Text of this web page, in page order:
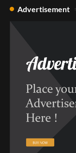
Advertisement